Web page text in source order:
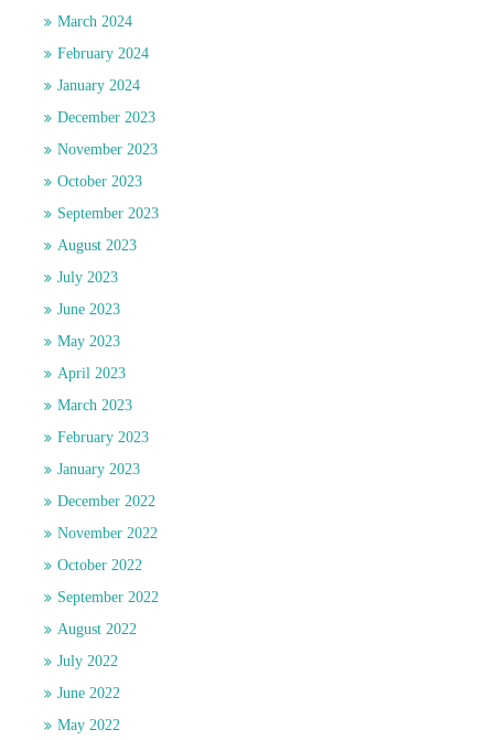
March 2024
February 2024
January 2024
December 2023
November 2023
October 2023
September 2023
August 2023
July 2023
June 2023
May 2023
April 2023
March 2023
February 2023
January 2023
December 2022
November 2022
October 2022
September 2022
August 2022
July 2022
June 2022
May 2022